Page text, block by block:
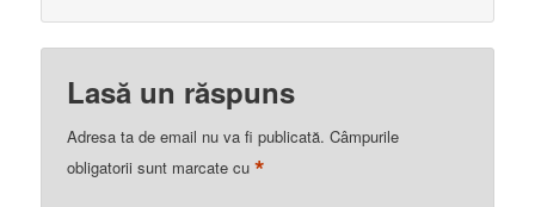
Lasă un răspuns
Adresa ta de email nu va fi publicată. Câmpurile
obligatorii sunt marcate cu*